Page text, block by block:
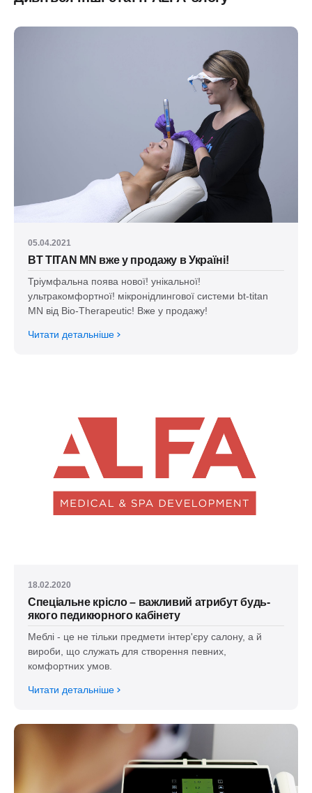
05.04.2021
BT TITAN MN вже у продажу в Україні!
Тріумфальна поява нової! унікальної!
ультракомфортної! мікронідлингової системи bt-titan
MN від Bio-Therapeutic! Вже у продажу!
Читати детальніше
18.02.2020
Спеціальне крісло – важливий атрибут будь-
якого педикюрного кабінету
Меблі - це не тільки предмети інтер'єру салону, а й
вироби, що служать для створення певних,
комфортних умов.
Читати детальніше